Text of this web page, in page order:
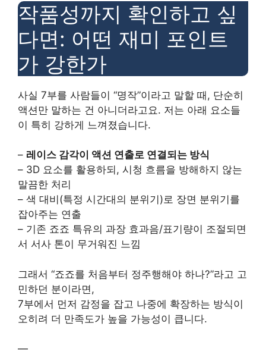
작품성까지 확인하고 싶
다면: 어떤 재미 포인트
가 강한가
사실 7부를 사람들이 “명작”이라고 말할 때, 단순히
액션만 말하는 건 아니더라고요. 저는 아래 요소들
이 특히 강하게 느껴졌습니다.
– 레이스 감각이 액션 연출로 연결되는 방식
– 3D 요소를 활용하되, 시청 흐름을 방해하지 않는
말끔한 처리
– 색 대비(특정 시간대의 분위기)로 장면 분위기를
잡아주는 연출
– 기존 죠죠 특유의 과장 효과음/표기량이 조절되면
서 서사 톤이 무거워진 느낌
그래서 “죠죠를 처음부터 정주행해야 하나?”라고 고
민하던 분이라면,
7부에서 먼저 감정을 잡고 나중에 확장하는 방식이
오히려 더 만족도가 높을 가능성이 큽니다.
—